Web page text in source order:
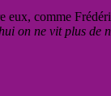
comme
on ne vit plus de